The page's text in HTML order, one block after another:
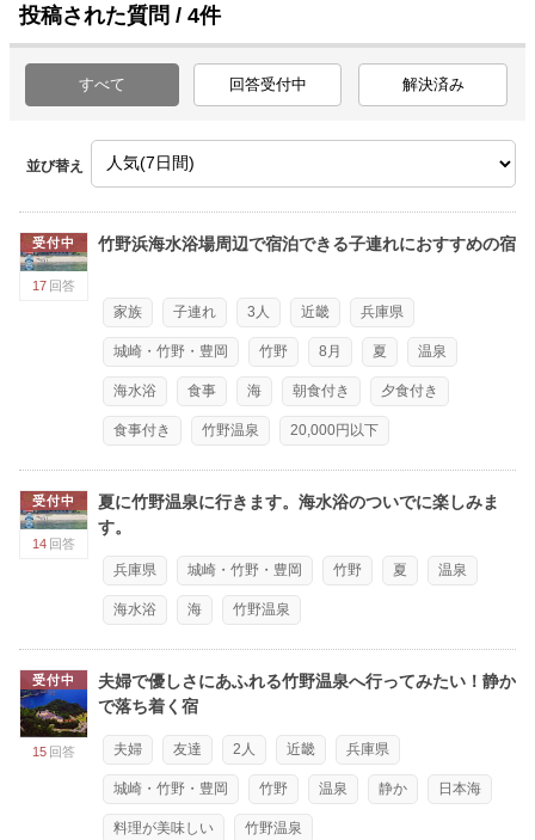
投稿された質問 / 4件
すべて 回答受付中 解決済み
並び替え
受付中
17 回答
竹野浜海水浴場周辺で宿泊できる子連れにおすすめの宿
家族 子連れ 3人 近畿 兵庫県
城崎・竹野・豊岡 竹野 8月 夏 温泉
海水浴 食事 海 朝食付き 夕食付き
食事付き 竹野温泉 20,000円以下
受付中
14 回答
夏に竹野温泉に行きます。海水浴のついでに楽しみま
す。
兵庫県 城崎・竹野・豊岡 竹野 夏 温泉
海水浴 海 竹野温泉
受付中
15 回答
夫婦で優しさにあふれる竹野温泉へ行ってみたい！静か
で落ち着く宿
夫婦 友達 2人 近畿 兵庫県
城崎・竹野・豊岡 竹野 温泉 静か 日本海
料理が美味しい 竹野温泉